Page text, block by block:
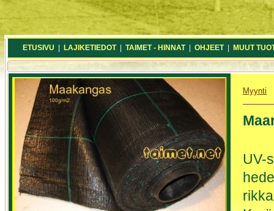
ETUSIVU LAJIKETIEDOT| TAIMET - HINNAT| OHJEET| MUUT
Myynti
UV-